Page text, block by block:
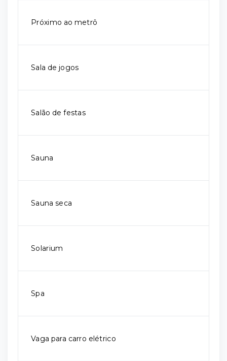
Próximo ao metrô
Sala de jogos
Salão de festas
Sauna
Sauna seca
Solarium
Spa
Vaga para carro elétrico